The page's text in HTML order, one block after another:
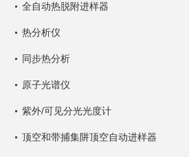
全自动热脱附进样器
热分析仪
同步热分析
原子光谱仪
紫外/可见分光光度计
顶空和带捕集阱顶空自动进样器